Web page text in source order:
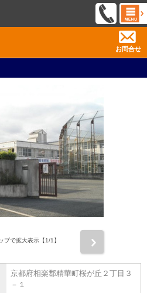
お問合せ
プで拡大表示【1/1】
京都府相楽郡精華町桜が丘２丁目３
－１